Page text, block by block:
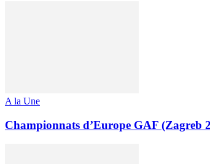
A la Une
Championnats d’Europe GAF (Zagreb